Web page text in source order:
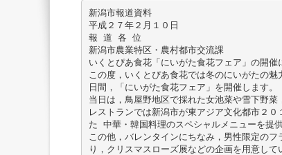
新潟市報道資料
平成２７年２月１０日
報 道 各 位
新潟市農業特区・農村都市交流課
いくとぴあ食花「にいがた食花フェア」の開催
この度，いくとぴあ食花では冬のにいがたの
日間，「にいがた食花フェア」を開催します。
当日は，鳥屋野地区で採れた女池菜や雪下野
レストランでは新潟市が東アジア文化都市２
た 中華・韓国料理のスペシャルメニューを提供
この他，バレンタインにちなみ，男性限定の
り，クリスマスローズ展などの企画を用意して